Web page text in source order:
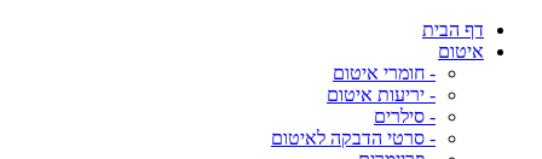
דף הבית
איטום
- חומרי איטום
- יריעות איטום
- סילרים
- סרטי הדבקה לאיטום